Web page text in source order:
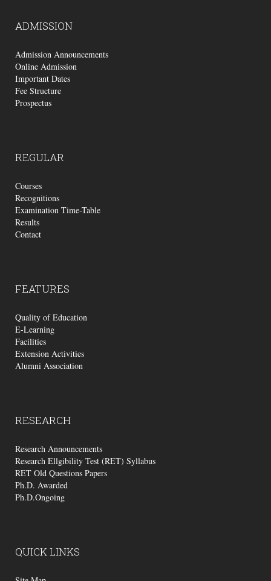
ADMISSION
Admission Announcements
Online Admission
Important Dates
Fee Structure
Prospectus
REGULAR
Courses
Recognitions
Examination Time-Table
Results
Contact
FEATURES
Quality of Education
E-Learning
Facilities
Extension Activities
Alumni Association
RESEARCH
Research Announcements
Research Ellgibility Test (RET) Syllabus
RET Old Questions Papers
Ph.D. Awarded
Ph.D.Ongoing
QUICKLINKS